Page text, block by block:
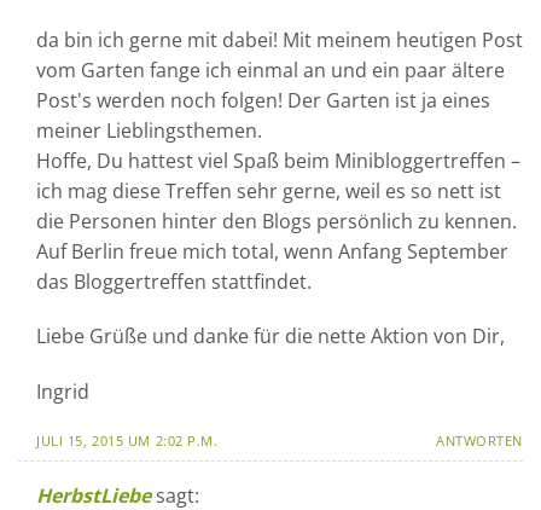
da bin ich gerne mit dabei! Mit meinem heutigen Post
vom Garten fange ich einmal an und ein paar ältere
Post's werden noch folgen! Der Garten ist ja eines
meiner Lieblingsthemen.
Hoffe, Du hattest viel Spaß beim Minibloggertreffen –
ich mag diese Treffen sehr gerne, weil es so nett ist
die Personen hinter den Blogs persönlich zu kennen.
Auf Berlin freue mich total, wenn Anfang September
das Bloggertreffen stattfindet.
Liebe Grüße und danke für die nette Aktion von Dir,
Ingrid
JULI 15, 2015 UM 2:02 P.M. ANTWORTEN
HerbstLiebe sagt: